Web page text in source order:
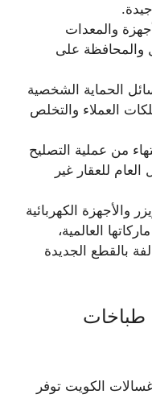
والمعدات
والمحافظة على
الحماية الشخصية
العملاء والتخلص
من عملية التصليح
للعقار غير
والأجهزة الكهربائية
العالمية،
بالقطع الجديدة
طباخات
الكويت توفر